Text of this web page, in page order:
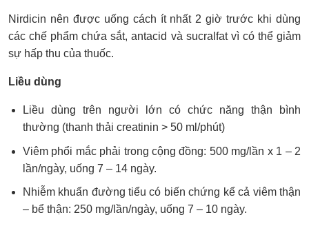
Nirdicin nên được uống cách ít nhất 2 giờ trước khi dùng
các chế phẩm chứa sắt, antacid và sucralfat vì có thể giảm
sự hấp thu của thuốc.
Liều dùng
Liều dùng trên người lớn có chức năng thận bình
thường (thanh thải creatinin > 50 ml/phút)
Viêm phổi mắc phải trong cộng đồng: 500 mg/lần x 1 – 2
lần/ngày, uống 7 – 14 ngày.
Nhiễm khuẩn đường tiểu có biến chứng kể cả viêm thận
– bể thận: 250 mg/lần/ngày, uống 7 – 10 ngày.